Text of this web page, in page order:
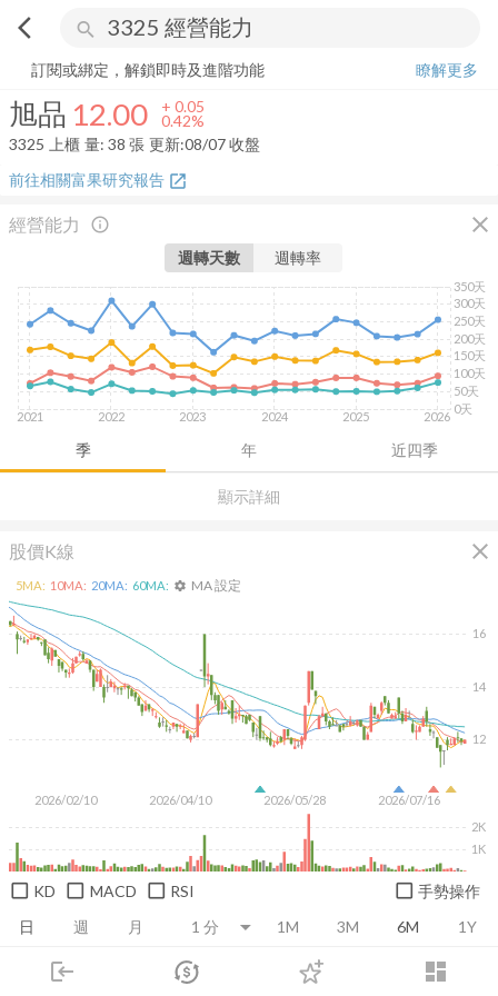
arrow_back_ios search
login dashboard
市場 登入
旭品 12.00+ 0.42%
訂閱或綁定，解鎖即時及進階功能
瞭解更多
旭品 12.00 + 0.05
0.42%
3325
上櫃 量: 38 張 更新:08/07 收盤
前往相關富果研究報告 open_in_new
經營能力 close
顯示詳細
info_outline
季 年 近四季
週轉天數 週轉率
2021 2022 2023 2024 2025 2026
0天
50天
100天
150天
200天
250天
300天
350天
股價K線 close
日 週 月 1M 3M 6M 1Y
2026/02/10 2026/04/10 2026/05/28 2026/07/16
12
14
16
1K
2K
5MA: 10MA: 20MA: 60MA: settings MA 設定
KD MACD RSI 手勢操作
推薦卡片 消息面 財務報